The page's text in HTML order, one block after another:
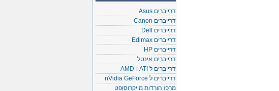
דרייברים Asus
דרייברים Canon
דרייברים Dell
דרייברים Edimax
דרייברים HP
דרייברים אינטל
דרייברים ל ATI ו-AMD
דרייברים ל nVidia GeForce
מרכז הורדות מייקרוסופט